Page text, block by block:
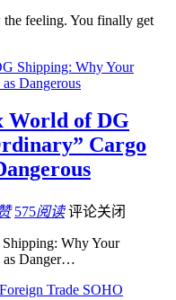
feeling. You finally get
World of DG
Cargo
575阅读 评论关闭
Why Your
as Danger…